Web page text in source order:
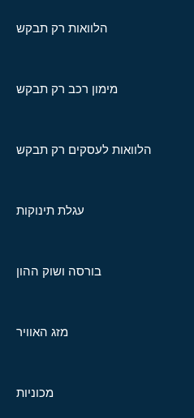
הלוואות רק תבקש
מימון רכב רק תבקש
הלוואות לעסקים רק תבקש
עגלת תינוקות
בורסה ושוק ההון
מזג האוויר
מכוניות